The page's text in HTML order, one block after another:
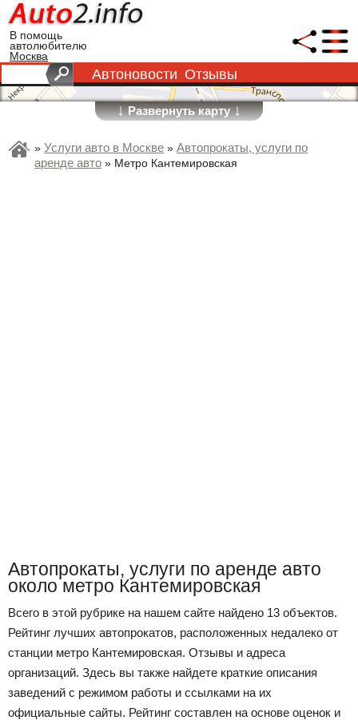
В помощь
автолюбителю
Москва
Автоновости Отзывы
↓Развернуть карту↓
» Услуги авто в Москве » Автопрокаты, услуги по
аренде авто » Метро Кантемировская
Автопрокаты, услуги по аренде авто
около метро Кантемировская
Всего в этой рубрике на нашем сайте найдено 13 объектов.
Рейтинг лучших автопрокатов, расположенных недалеко от
станции метро Кантемировская. Отзывы и адреса
организаций. Здесь вы также найдете краткие описания
заведений с режимом работы и ссылками на их
официальные сайты. Рейтинг составлен на основе оценок и